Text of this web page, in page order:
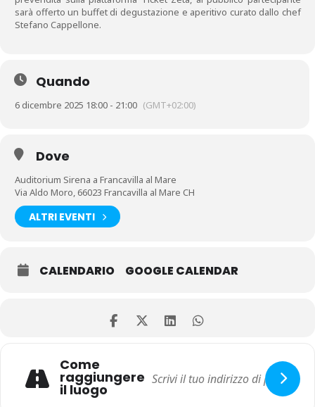
sarà offerto un buffet di degustazione e aperitivo curato dallo chef
Stefano Cappellone.
Quando
6 dicembre 2025 18:00 - 21:00 (GMT+02:00)
Dove
Auditorium Sirena a Francavilla al Mare
Via Aldo Moro, 66023 Francavilla al Mare CH
ALTRI EVENTI
CALENDARIO GOOGLE CALENDAR
Come
raggiungere
il luogo